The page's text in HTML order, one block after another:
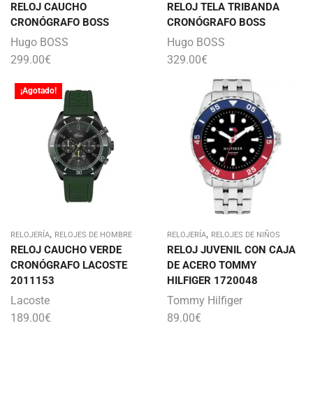
RELOJ CAUCHO
CRONÓGRAFO BOSS
Hugo BOSS
299.00€
RELOJ TELA TRIBANDA
CRONÓGRAFO BOSS
Hugo BOSS
329.00€
¡Agotado!
RELOJERÍA, RELOJES DE HOMBRE
RELOJ CAUCHO VERDE
CRONÓGRAFO LACOSTE
2011153
Lacoste
189.00€
RELOJERÍA, RELOJES DE NIÑOS
RELOJ JUVENIL CON CAJA
DE ACERO TOMMY
HILFIGER 1720048
Tommy Hilfiger
89.00€